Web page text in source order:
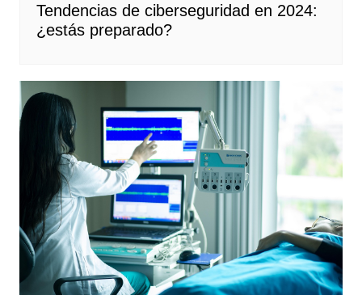
Tendencias de ciberseguridad en 2024:
¿estás preparado?